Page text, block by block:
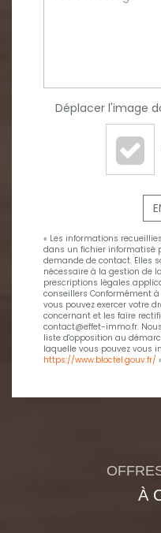
Déplacer l'image
« Les informations
dans un fichier informatisé
demande de contact. Elles
nécessaire à la gestion de
prescriptions légales
conseillers Conformément
vous pouvez exercer votre
concernant et les faire
contact@effet-immo.fr.
liste d'opposition au
laquelle vous pouvez vous
https://www.bloctel.gouv.fr/ »
À